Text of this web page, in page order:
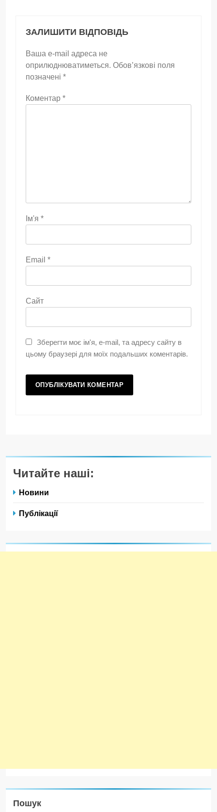
ЗАЛИШИТИ ВІДПОВІДЬ
Ваша e-mail адреса не
оприлюднюватиметься. Обов’язкові поля
позначені *
Коментар *
Ім'я *
Email *
Сайт
Зберегти моє ім'я, e-mail, та адресу сайту в
цьому браузері для моїх подальших коментарів.
Читайте наші:
Новини
Публікації
Пошук